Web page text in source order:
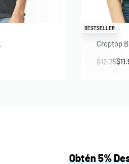
BESTSELLER
Croptop
$12.75$
Obtén 5%